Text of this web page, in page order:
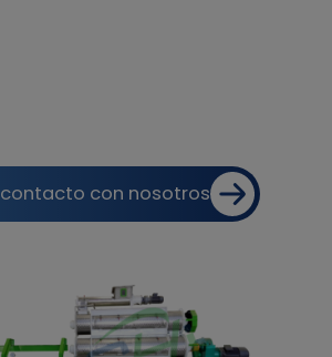
con nosotros